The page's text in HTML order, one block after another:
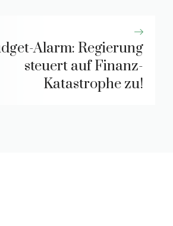
Alarm: Regierung
steuert auf Finanz-
Katastrophe zu!